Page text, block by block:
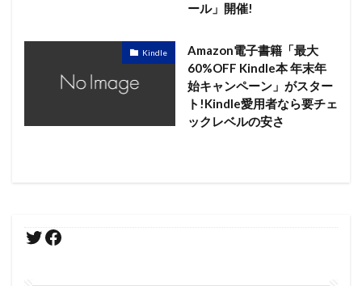
ール」開催!
Kindle
Amazon電子書籍「最大
60%OFF Kindle本 年末年
始キャンペーン」がスター
ト!Kindle愛用者なら要チェ
ックレベルの安さ